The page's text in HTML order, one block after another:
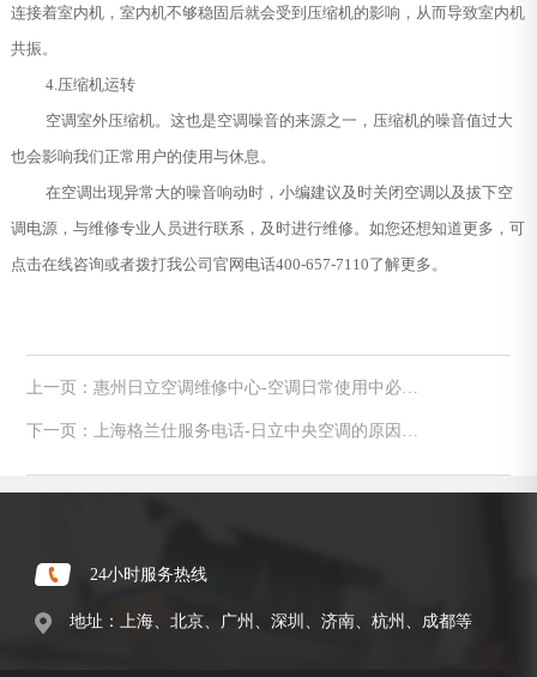
连接着室内机，室内机不够稳固后就会受到压缩机的影响，从而导致室内机
共振。
4.压缩机运转
空调室外压缩机。这也是空调噪音的来源之一，压缩机的噪音值过大
也会影响我们正常用户的使用与休息。
在空调出现异常大的噪音响动时，小编建议及时关闭空调以及拔下空
调电源，与维修专业人员进行联系，及时进行维修。如您还想知道更多，可
点击在线咨询或者拨打我公司官网电话400-657-7110了解更多。
上一页：惠州日立空调维修中心-空调日常使用中必须
下一页：上海格兰仕服务电话-日立中央空调的原因有
24小时服务热线
地址：上海、北京、广州、深圳、济南、杭州、成都等